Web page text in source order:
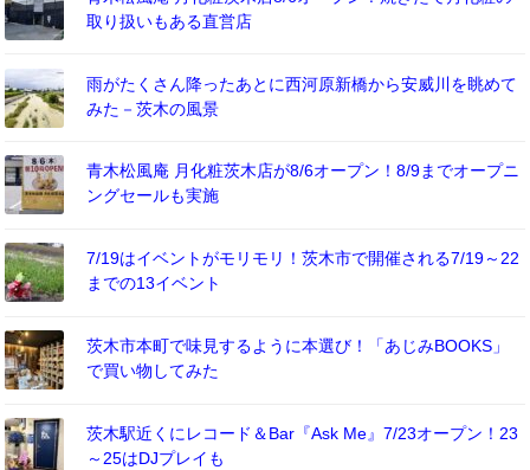
取り扱いもある直営店
雨がたくさん降ったあとに西河原新橋から安威川を眺めて
みた－茨木の風景
青木松風庵 月化粧茨木店が8/6オープン！8/9までオープニ
ングセールも実施
7/19はイベントがモリモリ！茨木市で開催される7/19～22
までの13イベント
茨木市本町で味見するように本選び！「あじみBOOKS」
で買い物してみた
茨木駅近くにレコード＆Bar『Ask Me』7/23オープン！23
～25はDJプレイも